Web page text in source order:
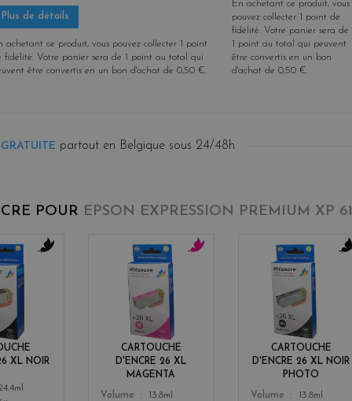
Plus de détails
achetant ce produit, vous pouvez collecter
point
fidélité. Votre panier sera de point au total qui
être convertis en un bon d'achat de0,50 €.
En achetant ce produit, vous
pouvez collecter
point de
fidélité. Votre panier sera de
point au total qui peuvent
être convertis en un bon
d'achat de 0,50 €.
partout en Belgique sous 24/48h
POUR EPSON EXPRESSION PREMIUM XP
XL NOIR
CARTOUCHE
D'ENCRE 26 XL
MAGENTA
Color
Volume
13.8ml
CARTOUCHE
D'ENCRE 26 XL NOIR
PHOTO
Color
Volume
13.8ml